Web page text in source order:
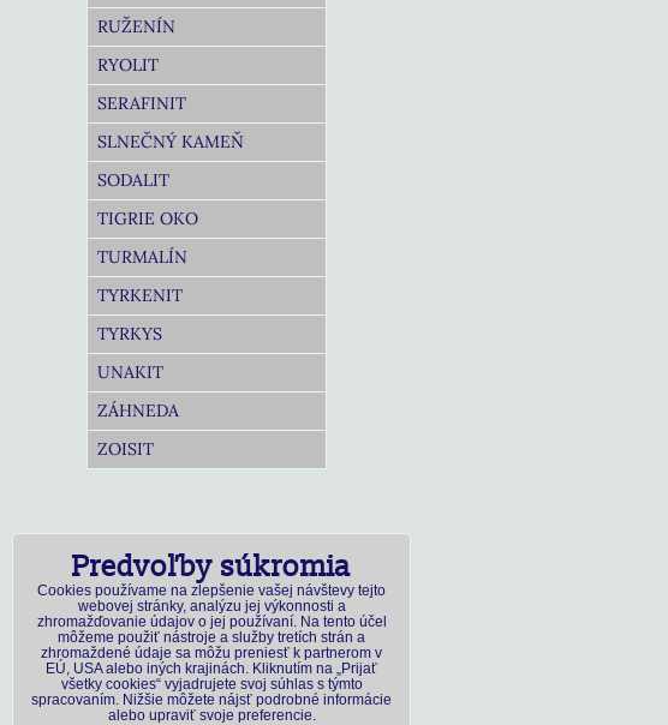
RUŽENÍN
RYOLIT
SERAFINIT
SLNEČNÝ KAMEŇ
SODALIT
TIGRIE OKO
TURMALÍN
TYRKENIT
TYRKYS
UNAKIT
ZÁHNEDA
ZOISIT
Predvoľby súkromia
Cookies používame na zlepšenie vašej návštevy tejto
webovej stránky, analýzu jej výkonnosti a
zhromažďovanie údajov o jej používaní. Na tento účel
môžeme použiť nástroje a služby tretích strán a
zhromaždené údaje sa môžu preniesť k partnerom v
EÚ, USA alebo iných krajinách. Kliknutím na „Prijať
všetky cookies“ vyjadrujete svoj súhlas s týmto
spracovaním. Nižšie môžete nájsť podrobné informácie
alebo upraviť svoje preferencie.